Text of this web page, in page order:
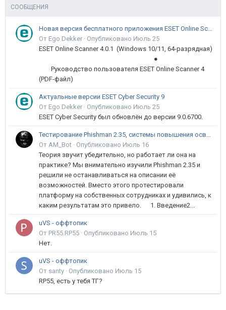
СООБЩЕНИЯ
Новая версия бесплатного приложения ESET Online Scanner доступна пользователям
От Ego Dekker · Опубликовано Июль 25
ESET Online Scanner 4.0.1 (Windows 10/11, 64-разрядная)
●
Руководство пользователя ESET Online Scanner 4
(PDF-файл)
Актуальные версии ESET Cyber Security 9
От Ego Dekker · Опубликовано Июль 25
ESET Cyber Security был обновлён до версии 9.0.6700.
Тестирование Phishman 2.35, системы повышения осведомлённости пользователей в сфере ИБ
От AM_Bot · Опубликовано Июль 16
Теория звучит убедительно, но работает ли она на
практике? Мы внимательно изучили Phishman 2.35 и
решили не останавливаться на описании её
возможностей. Вместо этого протестировали
платформу на собственных сотрудниках и удивились, к
каким результатам это привело. 1. Введение2...
uVS - оффтопик
От PR55.RP55 · Опубликовано Июль 15
Нет.
uVS - оффтопик
От santy · Опубликовано Июль 15
RP55, есть у тебя ТГ?